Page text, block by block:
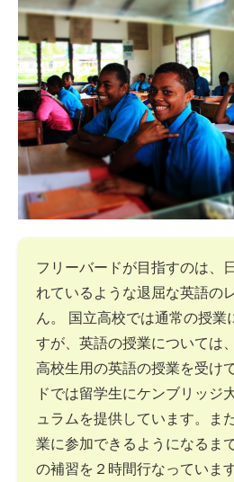
フリーバードが目指すのは、
れているような退屈な英語の
ん。 国立高校では通常の授業
すが、英語の授業については
高校生用の英語の授業を受け
ドでは留学生にケンブリッジ
ュラムを提供しています。ま
業に参加できるようになるま
の補習を２時間行なっています